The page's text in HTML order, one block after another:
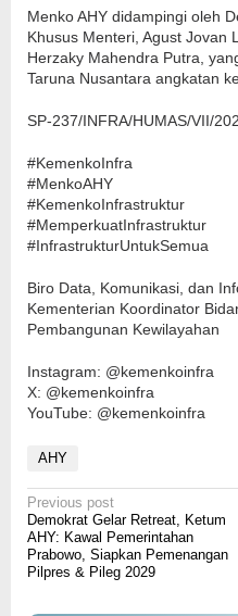
Menko AHY didampingi oleh
Khusus Menteri, Agust Jovan
Herzaky Mahendra Putra,
Taruna Nusantara angkatan
SP-237/INFRA/HUMAS/VII/
#KemenkoInfra
#MenkoAHY
#KemenkoInfrastruktur
#MemperkuatInfrastruktur
#InfrastrukturUntukSemua
Biro Data, Komunikasi, dan
Kementerian Koordinator
Pembangunan Kewilayahan
Instagram: @kemenkoinfra
X: @kemenkoinfra
YouTube: @kemenkoinfra
AHY
Post
navigation
Previous post
Demokrat Gelar Retreat, Ketum
AHY: Kawal Pemerintahan
Prabowo, Siapkan Pemenangan
Pilpres & Pileg 2029